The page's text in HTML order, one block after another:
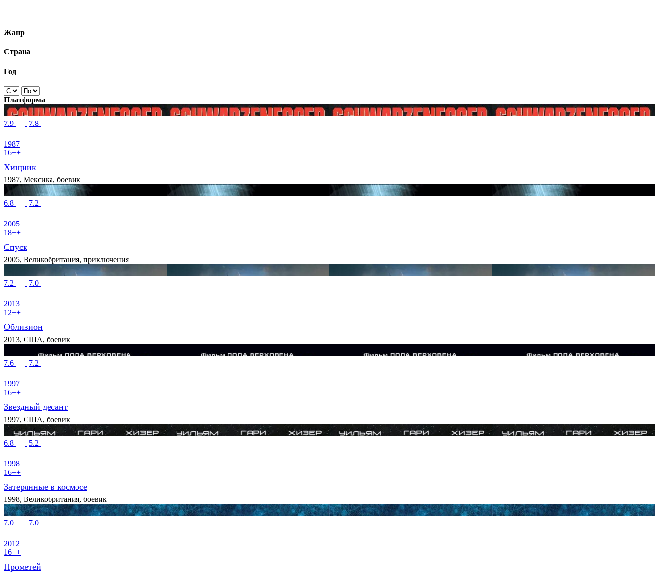
Жанр
Страна
Год
Платформа
7.9 7.8
1987
16++
Хищник
1987, Мексика, боевик
6.8 7.2
2005
18++
Спуск
2005, Великобритания, приключения
7.2 7.0
2013
12++
Обливион
2013, США, боевик
7.6 7.2
1997
16++
Звездный десант
1997, США, боевик
6.8 5.2
1998
16++
Затерянные в космосе
1998, Великобритания, боевик
7.0 7.0
2012
16++
Прометей